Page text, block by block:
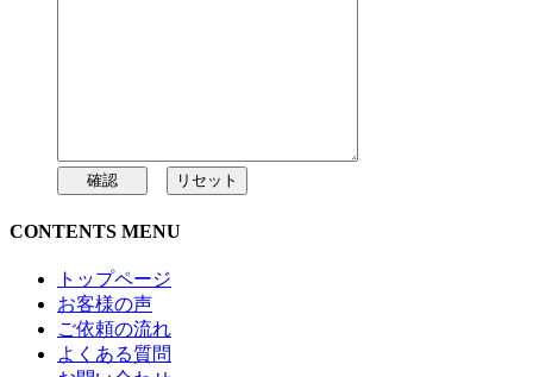
CONTENTS MENU
トップページ
お客様の声
ご依頼の流れ
よくある質問